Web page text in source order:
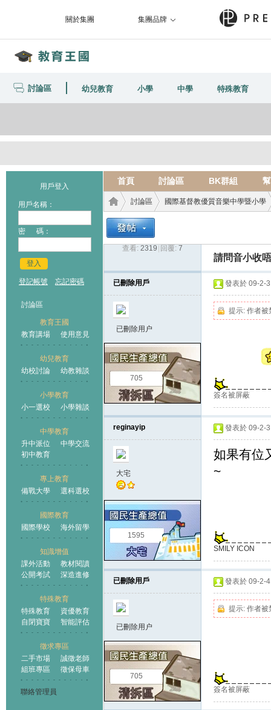
關於集團 集團品牌
討論區 幼兒教育 小學 中學 特殊教育
用戶登入
用戶名稱：
密 碼：
登入
登記帳號 忘記密碼
討論區
教育王國
教育講場
使用意見
幼兒教育
幼校討論
幼教雜談
小學教育
小一選校
小學雜談
中學教育
升中派位
中學交流
初中教育
專上教育
備戰大學
選科選校
國際教育
國際學校
海外留學
知識增值
課外活動
教材閱讀
公開考試
深造進修
特殊教育
特殊教育
資優教育
自閉寶寶
智能評估
徵求專區
二手市場
誠徵老師
組班專區
徵保母車
聯絡管理員
首頁 討論區 BK群組
王國
討論區
›
國際基督教優質音樂中學暨小學
›
查看: 2319 回覆: 7
請問音小收
已刪除用戶
已刪除用户
705
發表於 09-2-
提示: 作者被
簽名被屏蔽
reginayip
大宅
1595
發表於 09-2-
如果有位
~
SMILY ICON
已刪除用戶
已刪除用户
705
發表於 09-2-
提示: 作者被
簽名被屏蔽